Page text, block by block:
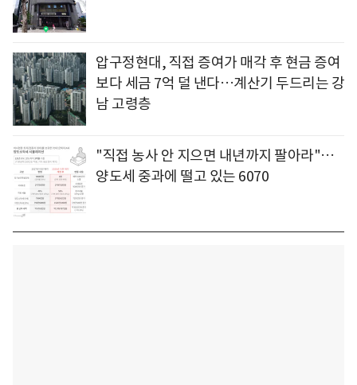
압구정현대, 직접 증여가 매각 후 현금 증여
보다 세금 7억 덜 낸다…계산기 두드리는 강
남 고령층
"직접 농사 안 지으면 내년까지 팔아라"…
양도세 중과에 떨고 있는 6070